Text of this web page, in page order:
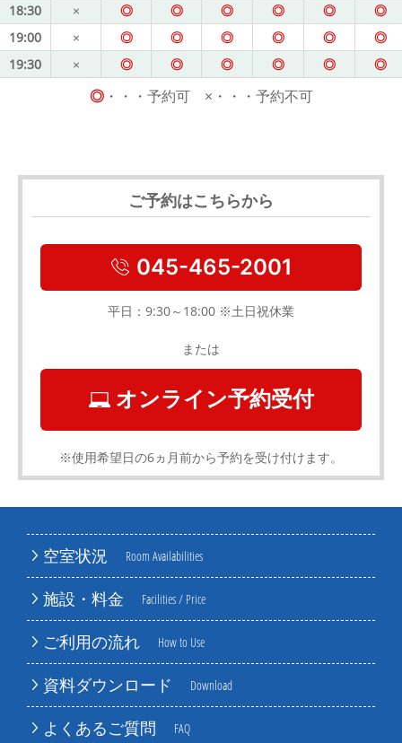
空室状況 Room Availabilities
施設・料金 Facilities / Price
ご利用の流れ How to Use
資料ダウンロード Download
よくあるご質問 FAQ
18:30
× ◎ ◎ ◎ ◎ ◎
◎
19:00
× ◎ ◎ ◎ ◎ ◎
◎
19:30
× ◎ ◎ ◎ ◎ ◎ ◎
◎・・・予約可 ×・・・予約不可
ご予約はこちらから
045-465-2001
平日：9:30～18:00 ※土日祝休業
または
オンライン予約受付
※使用希望日の6ヵ月前から予約を受け付けます。